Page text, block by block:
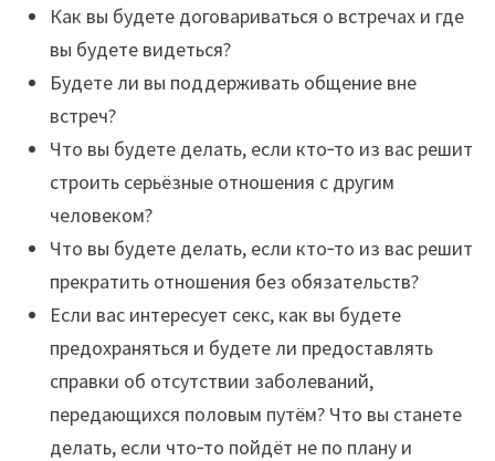
Как вы будете договариваться о встречах и где
вы будете видеться?
Будете ли вы поддерживать общение вне
встреч?
Что вы будете делать, если кто‑то из вас решит
строить серьёзные отношения с другим
человеком?
Что вы будете делать, если кто‑то из вас решит
прекратить отношения без обязательств?
Если вас интересует секс, как вы будете
предохраняться и будете ли предоставлять
справки об отсутствии заболеваний,
передающихся половым путём? Что вы станете
делать, если что‑то пойдёт не по плану и